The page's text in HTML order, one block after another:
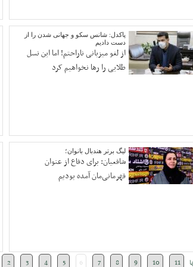
پاکدل: شانس سکو و جهانی شدن را از
دست دادیم
از لغو میزبانی ناراحتم! اما این نسل
طلایی را رها نخواهیم کرد
لیگ برتر هندبال بانوان؛
شافعیان: برای دفاع از عنوان
قهرمانی‌مان آمده بودیم
2 3 4 5 6 7 8 9 10 11